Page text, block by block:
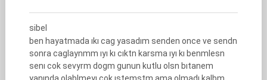
sibel
ben hayatmada ıkı cag yasadım senden once ve sendn
sonra caglaynmm ıyı kı cıktn karsma ıyı kı benmlesn
senı cok sevyrm dogm gunun kutlu olsn bıtanem